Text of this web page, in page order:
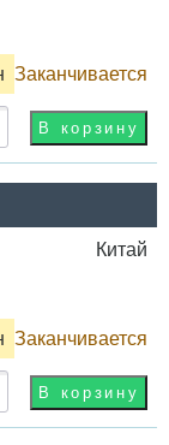
Заканчивается
Китай
Заканчивается